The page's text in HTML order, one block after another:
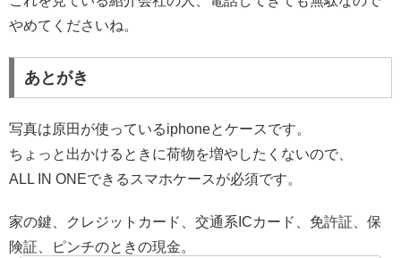
やめてくださいね。
あとがき
写真は原田が使っているiphoneとケースです。
ちょっと出かけるときに荷物を増やしたくないので、
ALL IN ONEできるスマホケースが必須です。
家の鍵、クレジットカード、交通系ICカード、免許証、保
険証、ピンチのときの現金。